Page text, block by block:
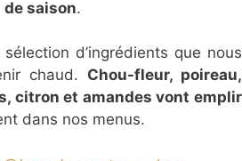
saison.
d’ingrédients que nous
chaud. Chou-fleur, poireau,
citron et amandes vont emplir
dans nos menus.